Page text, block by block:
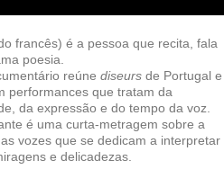
francês) é a pessoa que recita, fala
poesia.
reúne diseurs de Portugal e
performances que tratam da
da expressão e do tempo da voz.
é uma curta-metragem sobre a
vozes que se dedicam a interpretar
e delicadezas.